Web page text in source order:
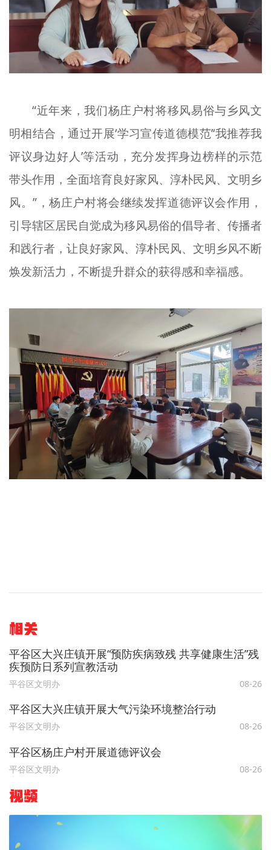
“近年来，我们杨庄户村将移风易俗与乡风文
明相结合，通过开展‘学习宣传道德模范’‘我推荐我
评议身边好人’等活动，充分发挥身边榜样的示范
带头作用，全面培育良好家风、淳朴民风、文明乡
风。”，杨庄户村将会继续发挥道德评议会作用，
引导辖区居民自觉成为移风易俗的倡导者、传播者
和践行者，让良好家风、淳朴民风、文明乡风不断
焕发新活力，不断提升群众的获得感和幸福感。
相关
平谷区大兴庄镇开展“预防疾病致残 共享健康生活”残
疾预防日系列宣教活动
平谷区文明办 08-26
平谷区大兴庄镇开展大气污染环境整治行动
平谷区文明办 08-26
平谷区杨庄户村开展道德评议会
平谷区文明办 08-26
视频